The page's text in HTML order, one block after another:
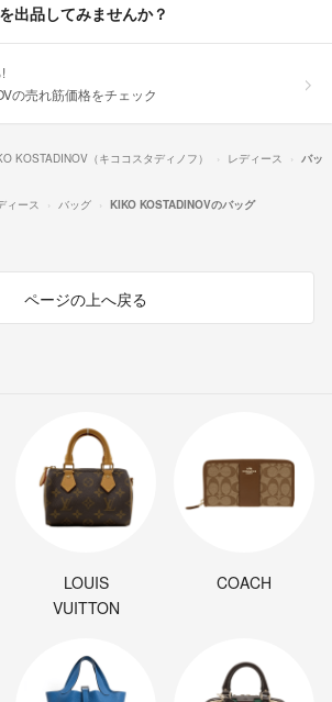
出品してみませんか？
の売れ筋価格をチェック
KOSTADINOV（キココスタディノフ） レディース
バッ
ィース バッグ KIKO KOSTADINOVのバッグ
ページの上へ戻る
LOUIS
VUITTON
COACH